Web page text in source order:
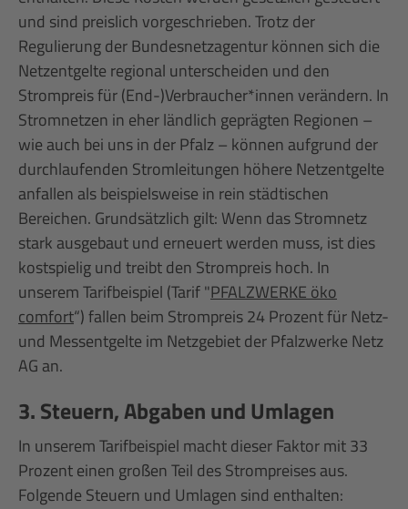
und sind preislich vorgeschrieben. Trotz der
Regulierung der Bundesnetzagentur können sich die
Netzentgelte regional unterscheiden und den
Strompreis für (End-)Verbraucher*innen verändern. In
Stromnetzen in eher ländlich geprägten Regionen –
wie auch bei uns in der Pfalz – können aufgrund der
durchlaufenden Stromleitungen höhere Netzentgelte
anfallen als beispielsweise in rein städtischen
Bereichen. Grundsätzlich gilt: Wenn das Stromnetz
stark ausgebaut und erneuert werden muss, ist dies
kostspielig und treibt den Strompreis hoch. In
unserem Tarifbeispiel (Tarif "PFALZWERKE öko
comfort“) fallen beim Strompreis 24 Prozent für Netz-
und Messentgelte im Netzgebiet der Pfalzwerke Netz
AG an.
3. Steuern, Abgaben und Umlagen
In unserem Tarifbeispiel macht dieser Faktor mit 33
Prozent einen großen Teil des Strompreises aus.
Folgende Steuern und Umlagen sind enthalten: